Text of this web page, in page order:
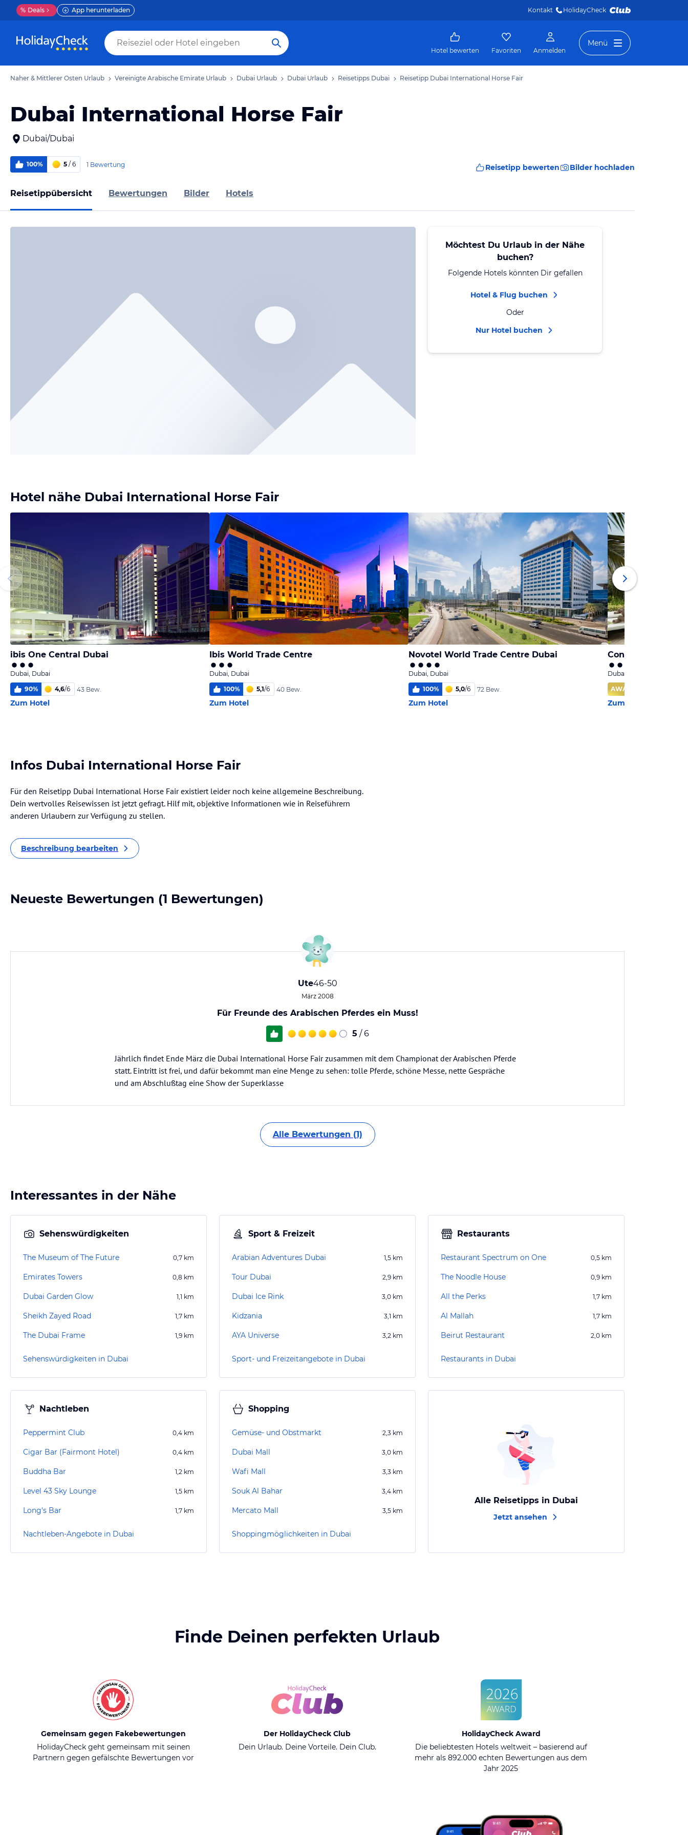
% Deals App herunterladen Kontakt HolidayCheck
Hotel bewerten Favoriten Anmelden
Menü
Naher & Mittlerer Osten Urlaub Vereinigte Arabische Emirate Urlaub Dubai Urlaub Dubai Urlaub Reisetipps Dubai Reisetipp Dubai International Horse Fair
Dubai International Horse Fair
Dubai/Dubai
100% 5 / 6 1 Bewertung Reisetipp bewerten Bilder hochladen
Reisetippübersicht Bewertungen Bilder Hotels
Möchtest Du Urlaub in der Nähe
buchen?
Folgende Hotels könnten Dir gefallen
Hotel & Flug buchen
Oder
Nur Hotel buchen
Hotel nähe Dubai International Horse Fair
ibis One Central Dubai
Dubai, Dubai
90% 4,6/6 43 Bew.
Zum Hotel
Ibis World Trade Centre
Dubai, Dubai
100% 5,1/6 40 Bew.
Zum Hotel
Novotel World Trade Centre Dubai
Dubai, Dubai
100% 5,0/6 72 Bew.
Zum Hotel
Conrad Dubai
Dubai, Dubai
AWARD
Zum Hotel
Infos Dubai International Horse Fair
Für den Reisetipp Dubai International Horse Fair existiert leider noch keine allgemeine Beschreibung.
Dein wertvolles Reisewissen ist jetzt gefragt. Hilf mit, objektive Informationen wie in Reiseführern
anderen Urlaubern zur Verfügung zu stellen.
Beschreibung bearbeiten
Neueste Bewertungen (1 Bewertungen)
Ute46-50
März 2008
Für Freunde des Arabischen Pferdes ein Muss!
5 / 6
Jährlich findet Ende März die Dubai International Horse Fair zusammen mit dem Championat der Arabischen Pferde
statt. Eintritt ist frei, und dafür bekommt man eine Menge zu sehen: tolle Pferde, schöne Messe, nette Gespräche
und am Abschlußtag eine Show der Superklasse
Alle Bewertungen (1)
Interessantes in der Nähe
Sehenswürdigkeiten
The Museum of The Future 0,7 km
Emirates Towers 0,8 km
Dubai Garden Glow 1,1 km
Sheikh Zayed Road 1,7 km
The Dubai Frame 1,9 km
Sehenswürdigkeiten in Dubai
Sport & Freizeit
Arabian Adventures Dubai 1,5 km
Tour Dubai 2,9 km
Dubai Ice Rink 3,0 km
Kidzania 3,1 km
AYA Universe 3,2 km
Sport- und Freizeitangebote in Dubai
Restaurants
Restaurant Spectrum on One 0,5 km
The Noodle House 0,9 km
All the Perks 1,7 km
Al Mallah 1,7 km
Beirut Restaurant 2,0 km
Restaurants in Dubai
Nachtleben
Peppermint Club 0,4 km
Cigar Bar (Fairmont Hotel) 0,4 km
Buddha Bar 1,2 km
Level 43 Sky Lounge 1,5 km
Long's Bar 1,7 km
Nachtleben-Angebote in Dubai
Shopping
Gemüse- und Obstmarkt 2,3 km
Dubai Mall 3,0 km
Wafi Mall 3,3 km
Souk Al Bahar 3,4 km
Mercato Mall 3,5 km
Shoppingmöglichkeiten in Dubai
Alle Reisetipps in Dubai
Jetzt ansehen
Finde Deinen perfekten Urlaub
Gemeinsam gegen Fakebewertungen
HolidayCheck geht gemeinsam mit seinen
Partnern gegen gefälschte Bewertungen vor
Der HolidayCheck Club
Dein Urlaub. Deine Vorteile. Dein Club.
HolidayCheck Award
Die beliebtesten Hotels weltweit – basierend auf
mehr als 892.000 echten Bewertungen aus dem
Jahr 2025